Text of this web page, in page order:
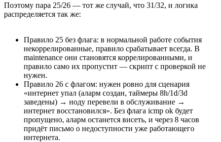
Поэтому пара 25/26 — тот же случай, что 31/32, и логика
распределяется так же:
Правило 25 без флага: в нормальной работе события
некоррелированные, правило срабатывает всегда. В
maintenance они становятся коррелированными, и
правило само их пропустит — скрипт с проверкой не
нужен.
Правило 26 с флагом: нужен ровно для сценария
«интернет упал (аларм создан, таймеры 8h/1d/3d
заведены) → ноду перевели в обслуживание →
интернет восстановился». Без флага icmp ok будет
пропущено, аларм останется висеть, и через 8 часов
придёт письмо о недоступности уже работающего
интернета.